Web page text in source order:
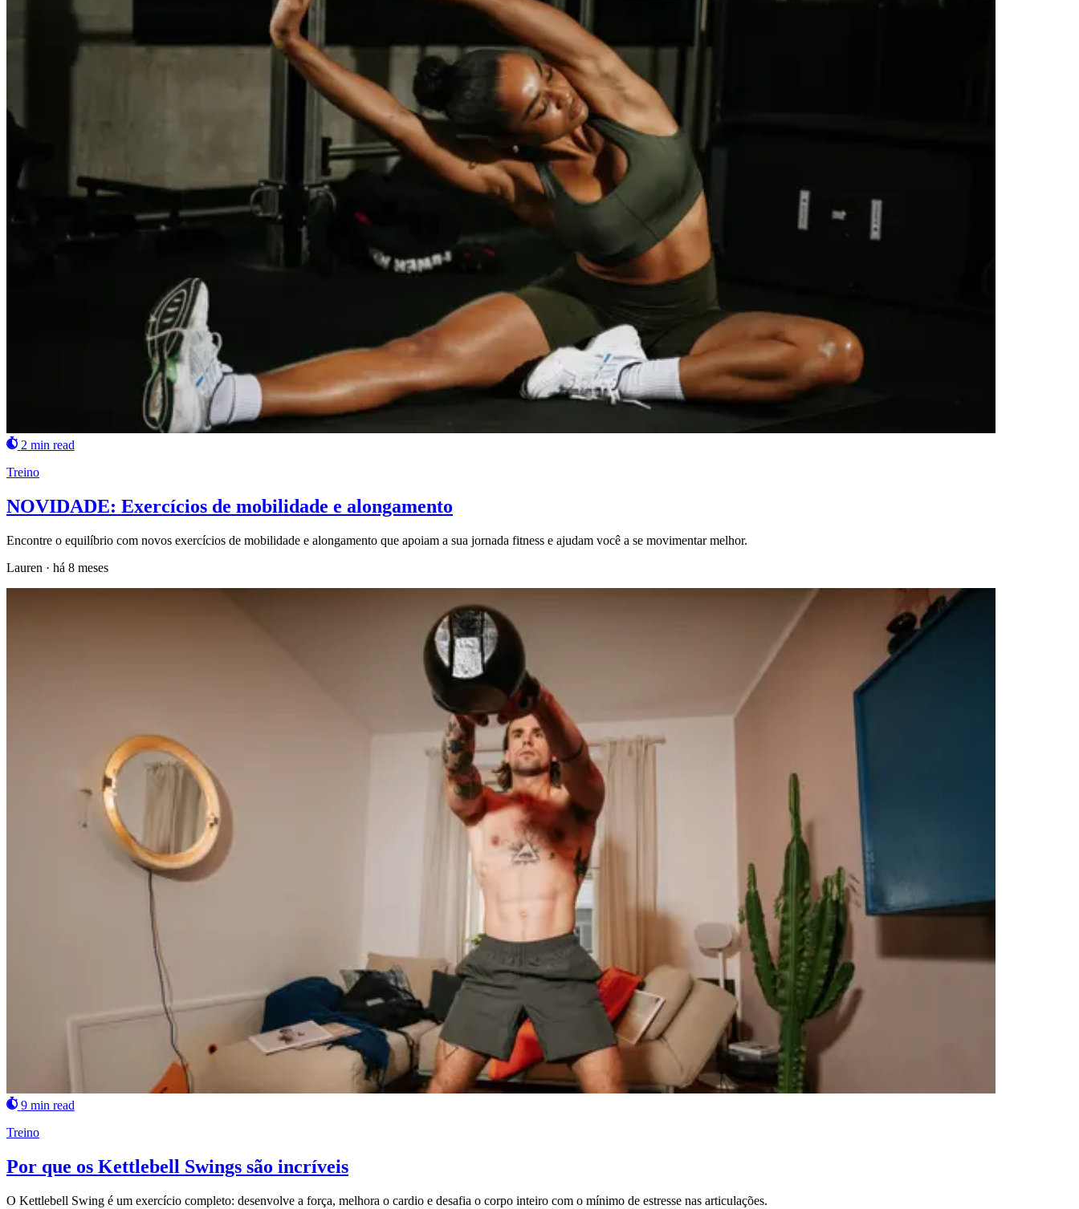
2 min read
Treino
NOVIDADE: Exercícios de mobilidade e alongamento
Encontre o equilíbrio com novos exercícios de mobilidade e alongamento que apoiam a sua jornada fitness e ajudam você a se movimentar melhor.
Lauren · há 8 meses
9 min read
Treino
Por que os Kettlebell Swings são incríveis
O Kettlebell Swing é um exercício completo: desenvolve a força, melhora o cardio e desafia o corpo inteiro com o mínimo de estresse nas articulações.